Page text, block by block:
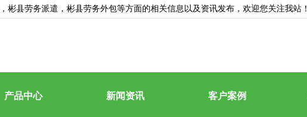
，彬县劳务派遣，彬县劳务外包等方面的相关信息以及资讯发布，欢迎您关注我站！
产品中心 新闻资讯 客户案例